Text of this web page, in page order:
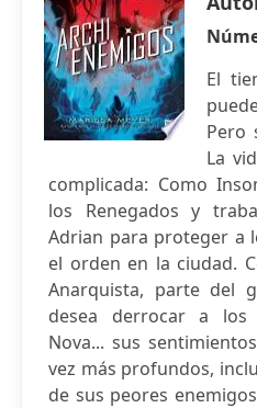
El
Pero
La
complicada: Como
los Renegados y
Adrian para proteger a
el orden en la ciudad.
Anarquista, parte del
desea derrocar a los
Nova... sus
vez más profundos,
de sus peores